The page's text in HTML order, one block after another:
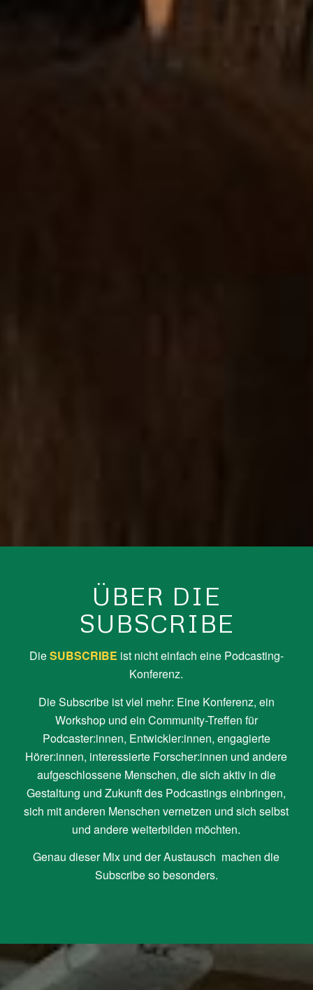
ÜBER DIE
SUBSCRIBE
DieSUBSCRIBE ist nicht einfach eine Podcasting-
Konferenz.
Die Subscribe ist viel mehr: Eine Konferenz, ein
Workshop und ein Community-Treffen für
Podcaster:innen, Entwickler:innen, engagierte
Hörer:innen, interessierte Forscher:innen und andere
aufgeschlossene Menschen, die sich aktiv in die
Gestaltung und Zukunft des Podcastings einbringen,
sich mit anderen Menschen vernetzen und sich selbst
und andere weiterbilden möchten.
Genau dieser Mix und der Austausch machen die
Subscribe so besonders.